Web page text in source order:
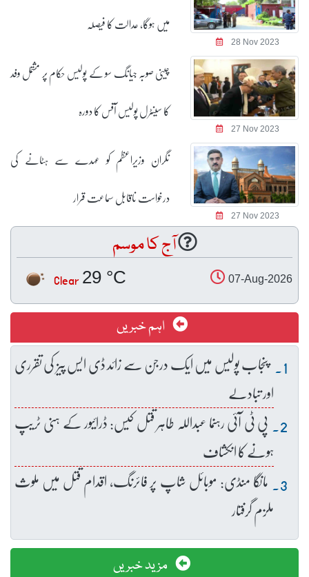
28 Nov 2023
میں ہوگا، عدالت کا فیصلہ
27 Nov 2023
چینی صوبہ جیانگ سو کے پولیس حکام پر مشتمل وفد
کا سینٹرل پولیس آفس کا دورہ
27 Nov 2023
نگران وزیراعظم کو عہدے سے ہٹانے کی
درخواست ناقابل سماعت قرار
آج کا موسم
07-Aug-2026
29 °C
Clear
اہم خبریں
پنجاب پولیس میں ایک درجن سے زائد ڈی ایس پیز کی تقرری
اور تبادلے
پی ٹی آئی رہنما عبداللہ طاہر قتل کیس: ڈرائیور کے ہنی ٹریپ
ہونے کا انکشاف
مانگا منڈی: موبائل شاپ پر فائرنگ، اقدام قتل میں ملوث
ملزم گرفتار
مزید خبریں